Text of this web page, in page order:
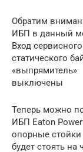
Обратим
ИБП в данный
Вход
статического
«выпрямитель»
выключены
Теперь можно
ИБП Eaton
опорные
будет стоять на